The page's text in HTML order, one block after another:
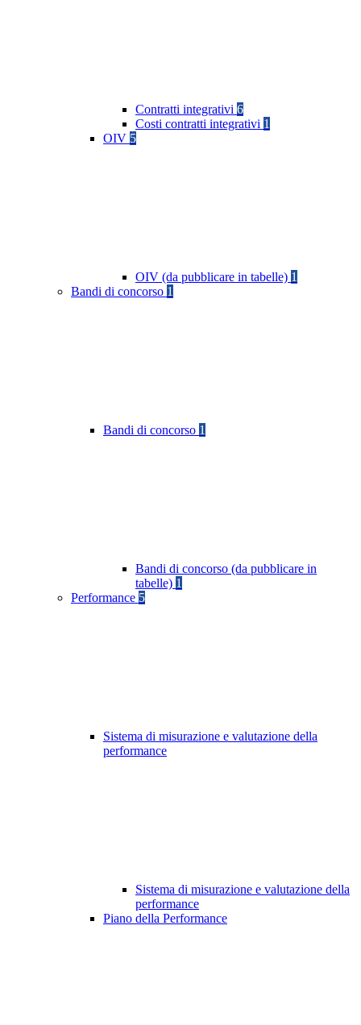
Contratti integrativi 6
Costi contratti integrativi 1
OIV 5
OIV (da pubblicare in tabelle) 1
Bandi di concorso 1
Bandi di concorso 1
Bandi di concorso (da pubblicare in
tabelle) 1
Performance 5
Sistema di misurazione e valutazione della
performance
Sistema di misurazione e valutazione della
performance
Piano della Performance